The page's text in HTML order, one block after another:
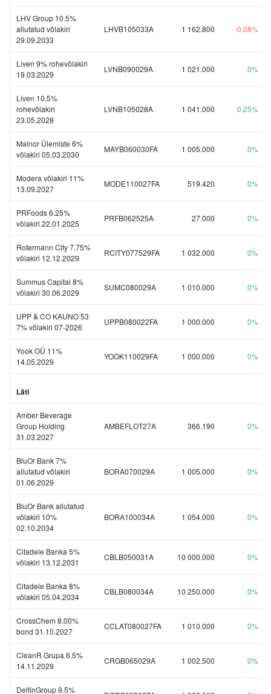
LHV Group 10.5%
allutatud võlakiri
29.09.2033
LHVB105033A 1 162.800 -0.08%
Liven 9% rohevõlakiri
19.03.2029
LVNB090029A 1 021.000 0%
Liven 10.5%
rohevõlakiri
23.05.2028
LVNB105028A 1 041.000 0.25%
Mainor Ülemiste 6%
võlakiri 05.03.2030
MAYB060030FA 1 005.000 0%
Modera võlakiri 11%
13.09.2027
MODE110027FA 519.420 0%
PRFoods 6.25%
võlakiri 22.01.2025
PRFB062525A 27.000 0%
Rotermann City 7.75%
võlakiri 12.12.2029
RCITY077529FA 1 032.000 0%
Summus Capital 8%
võlakiri 30.06.2029
SUMC080029A 1 010.000 0%
UPP & CO KAUNO 53
7% võlakiri 07-2026
UPPB080022FA 1 000.000 0%
Yook OÜ 11%
14.05.2029
YOOK110029FA 1 000.000 0%
Läti
Amber Beverage
Group Holding
31.03.2027
AMBEFLOT27A 366.190 0%
BluOr Bank 7%
allutatud võlakiri
01.06.2029
BORA070029A 1 005.000 0%
BluOr Bank allutatud
võlakiri 10%
02.10.2034
BORA100034A 1 054.000 0%
Citadele Banka 5%
võlakiri 13.12.2031
CBLB050031A 10 000.000 0%
Citadele Banka 8%
võlakiri 05.04.2034
CBLB080034A 10 250.000 0%
CrossChem 8.00%
bond 31.10.2027
CCLAT080027FA 1 010.000 0%
CleanR Grupa 6.5%
14.11.2029
CRGB065029A 1 002.500 0%
DelfinGroup 9.5%